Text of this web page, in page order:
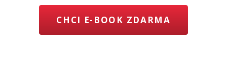
CHCI E-BOOK ZDARMA